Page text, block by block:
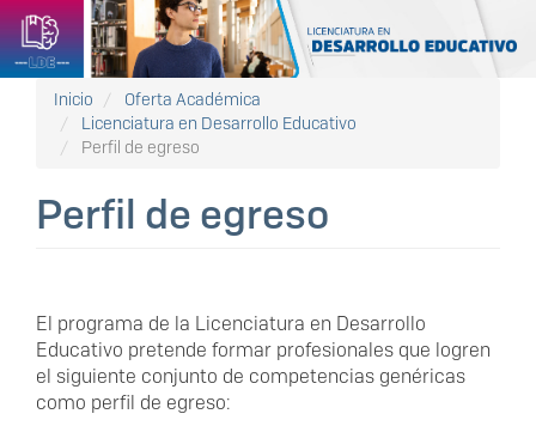
Listón
FullScreen
Inicio
Oferta Académica
Licenciatura en Desarrollo Educativo
Perfil de egreso
Perfil de egreso
El programa de la Licenciatura en Desarrollo
Educativo pretende formar profesionales que logren
el siguiente conjunto de competencias genéricas
como perfil de egreso: